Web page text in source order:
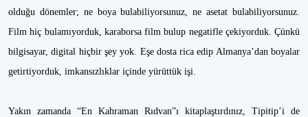
olduğu dönemler; ne boya bulabiliyorsunuz, ne asetat bulabiliyorsunuz.
Film hiç bulamıyorduk, karaborsa film bulup negatifle çekiyorduk. Çünkü
bilgisayar, digital hiçbir şey yok. Eşe dosta rica edip Almanya’dan boyalar
getirtiyorduk, imkansızlıklar içinde yürüttük işi.
Yakın zamanda “En Kahraman Rıdvan”ı kitaplaştırdınız, Tipitip’i de